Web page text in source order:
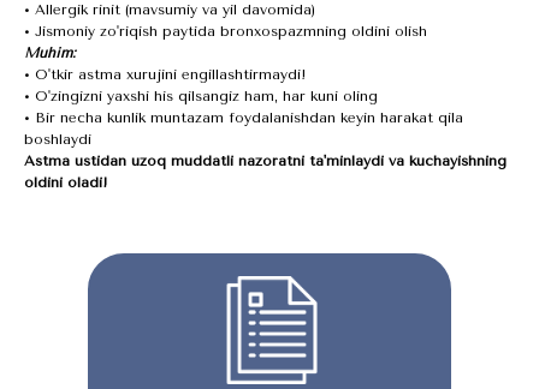
• Allergik rinit (mavsumiy va yil davomida)
• Jismoniy zo'riqish paytida bronxospazmning oldini olish
Muhim:
• O'tkir astma xurujini engillashtirmaydi!
• O'zingizni yaxshi his qilsangiz ham, har kuni oling
• Bir necha kunlik muntazam foydalanishdan keyin harakat qila
boshlaydi
Astma ustidan uzoq muddatli nazoratni ta'minlaydi va kuchayishning
oldini oladi!